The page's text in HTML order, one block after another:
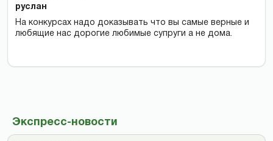
Экспресс-новости
руслан
На конкурсах надо доказывать что вы самые верные и
любящие нас дорогие любимые супруги а не дома.